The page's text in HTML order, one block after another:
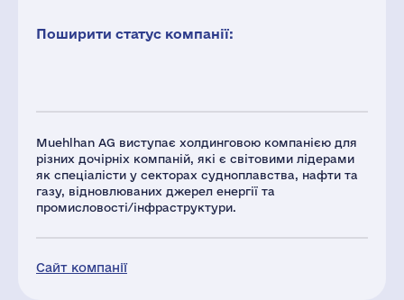
Muehlhan AG виступає холдинговою компанією для
різних дочірніх компаній, які є світовими лідерами
як спеціалісти у секторах судноплавства, нафти та
газу, відновлюваних джерел енергії та
промисловості/інфраструктури.
Сайт компанії
Поширити статус компанії: